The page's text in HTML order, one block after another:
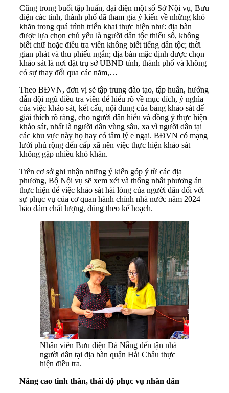
Cũng trong buổi tập huấn, đại diện một số Sở Nội vụ, Bưu
điện các tỉnh, thành phố đã tham gia ý kiến về những khó
khăn trong quá trình triển khai thực hiện như: địa bàn
được lựa chọn chủ yếu là người dân tộc thiểu số, không
biết chữ hoặc điều tra viên không biết tiếng dân tộc; thời
gian phát và thu phiếu ngắn; địa bàn mặc định được chọn
khảo sát là nơi đặt trụ sở UBND tỉnh, thành phố và không
có sự thay đổi qua các năm,…
Theo BĐVN, đơn vị sẽ tập trung đào tạo, tập huấn, hướng
dẫn đội ngũ điều tra viên để hiểu rõ về mục đích, ý nghĩa
của việc khảo sát, kết cấu, nội dung của bảng khảo sát để
giải thích rõ ràng, cho người dân hiểu và đồng ý thực hiện
khảo sát, nhất là người dân vùng sâu, xa vì người dân tại
các khu vực này họ hay có tâm lý e ngại. BĐVN có mạng
lưới phủ rộng đến cấp xã nên việc thực hiện khảo sát
không gặp nhiều khó khăn.
Trên cơ sở ghi nhận những ý kiến góp ý từ các địa
phương, Bộ Nội vụ sẽ xem xét và thống nhất phương án
thực hiện để việc khảo sát hài lòng của người dân đối với
sự phục vụ của cơ quan hành chính nhà nước năm 2024
bảo đảm chất lượng, đúng theo kế hoạch.
Nhân viên Bưu điện Đà Nẵng đến tận nhà
người dân tại địa bàn quận Hải Châu thực
hiện điều tra.
Nâng cao tinh thần, thái độ phục vụ nhân dân